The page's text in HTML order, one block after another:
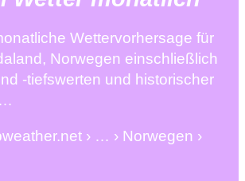
Wettervorhersage für
Norwegen einschließlich
-tiefswerten und historischer
› … › Norwegen ›